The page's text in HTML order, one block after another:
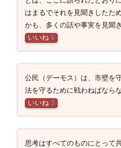
はまるでそれを見聞きしたた
かも、多くの話や事実を見聞
いいね 5
公民（デーモス）は、市壁を
法を守るために戦わねばなら
いいね 3
思考はすべてのものにとって